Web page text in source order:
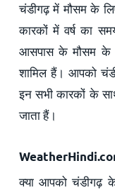
चंडीगढ़ में मौसम के
कारकों में वर्ष का
आसपास के मौसम के
शामिल हैं। आपको
इन सभी कारकों के
जाता हैं।
WeatherHindi.com
क्या आपको चंडीगढ़